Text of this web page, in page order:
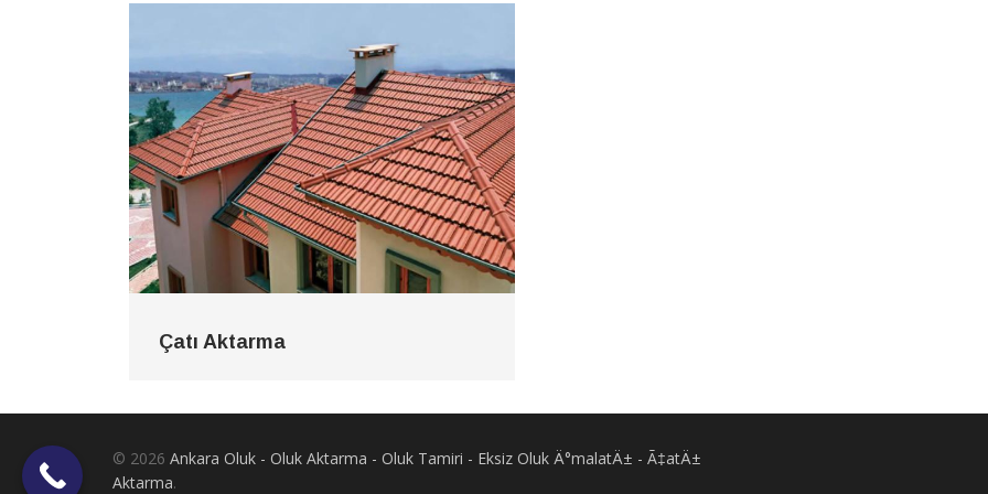
Çatı Aktarma
© 2026 Ankara Oluk - Oluk Aktarma - Oluk Tamiri - Eksiz Oluk Ä°malatÄ± - Ã‡atÄ±
Aktarma.